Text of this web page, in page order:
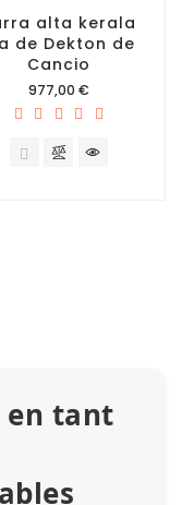
alta kerala
de Dekton de
Cancio
Prix
977,00 €
en tant